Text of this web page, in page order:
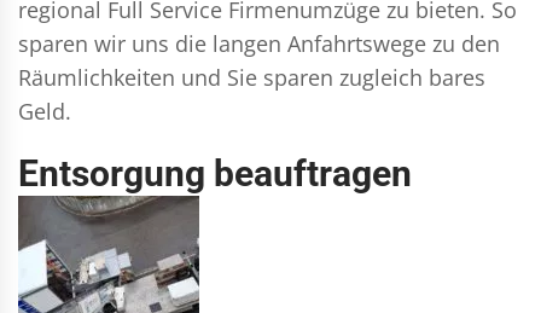
regional Full Service Firmenumzüge zu bieten. So
sparen wir uns die langen Anfahrtswege zu den
Räumlichkeiten und Sie sparen zugleich bares
Geld.
Entsorgung beauftragen